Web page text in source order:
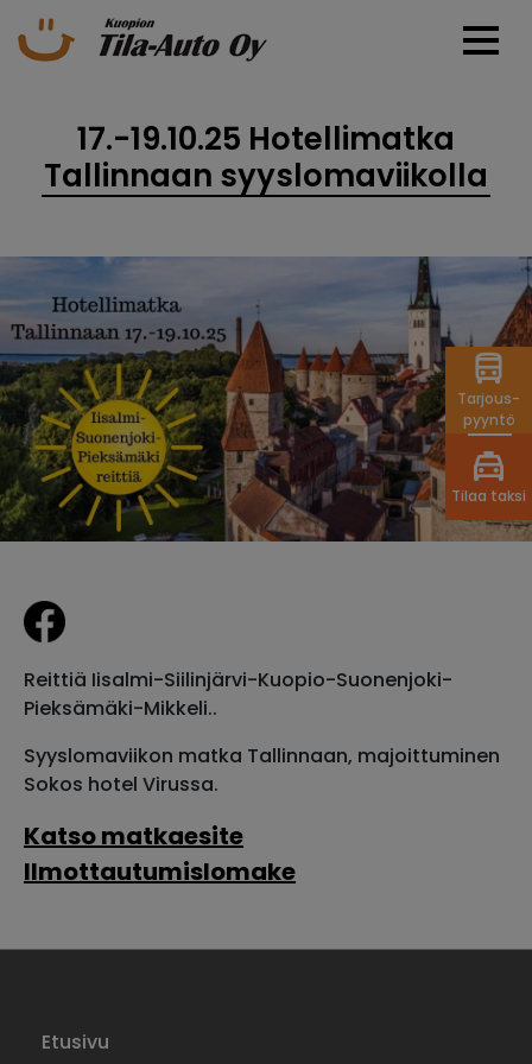
Tarjous-
pyyntö
Tilaa taksi
17.-19.10.25 Hotellimatka
Tallinnaan syyslomaviikolla
Reittiä Iisalmi-Siilinjärvi-Kuopio-Suonenjoki-
Pieksämäki-Mikkeli..
Syyslomaviikon matka Tallinnaan, majoittuminen
Sokos hotel Virussa.
Katso matkaesite
Ilmottautumislomake
Etusivu